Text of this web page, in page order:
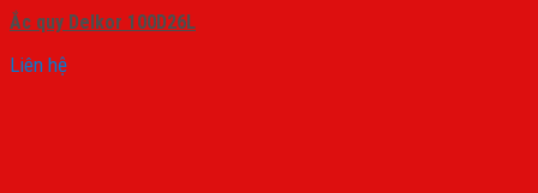
Ắc quy Delkor 100D26L
Liên hệ